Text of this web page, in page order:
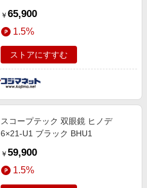
￥ 65,900
1.5%
ストアにすすむ
スコープテック 双眼鏡 ヒノデ
6×21-U1 ブラック BHU1
￥ 59,900
1.5%